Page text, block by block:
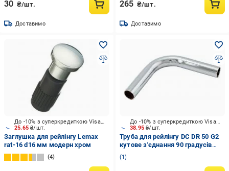
30 ₴/шт.
Доставимо
265 ₴/шт.
Доставимо
25.65₴/шт.
До -10% з суперкредиткою Visa Вигода
Заглушка для рейлінгу Lemax
rat-16 d16 мм модерн хром
4
38.95₴/шт.
До -10% з суперкредиткою Visa Вигода
Труба для рейлінгу DC DR 50 G2
кутове з'єднання 90 градусів
хром
1